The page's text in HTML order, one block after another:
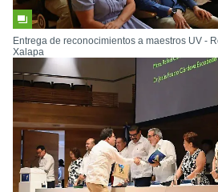
Entrega de reconocimientos a maestros UV -
Xalapa